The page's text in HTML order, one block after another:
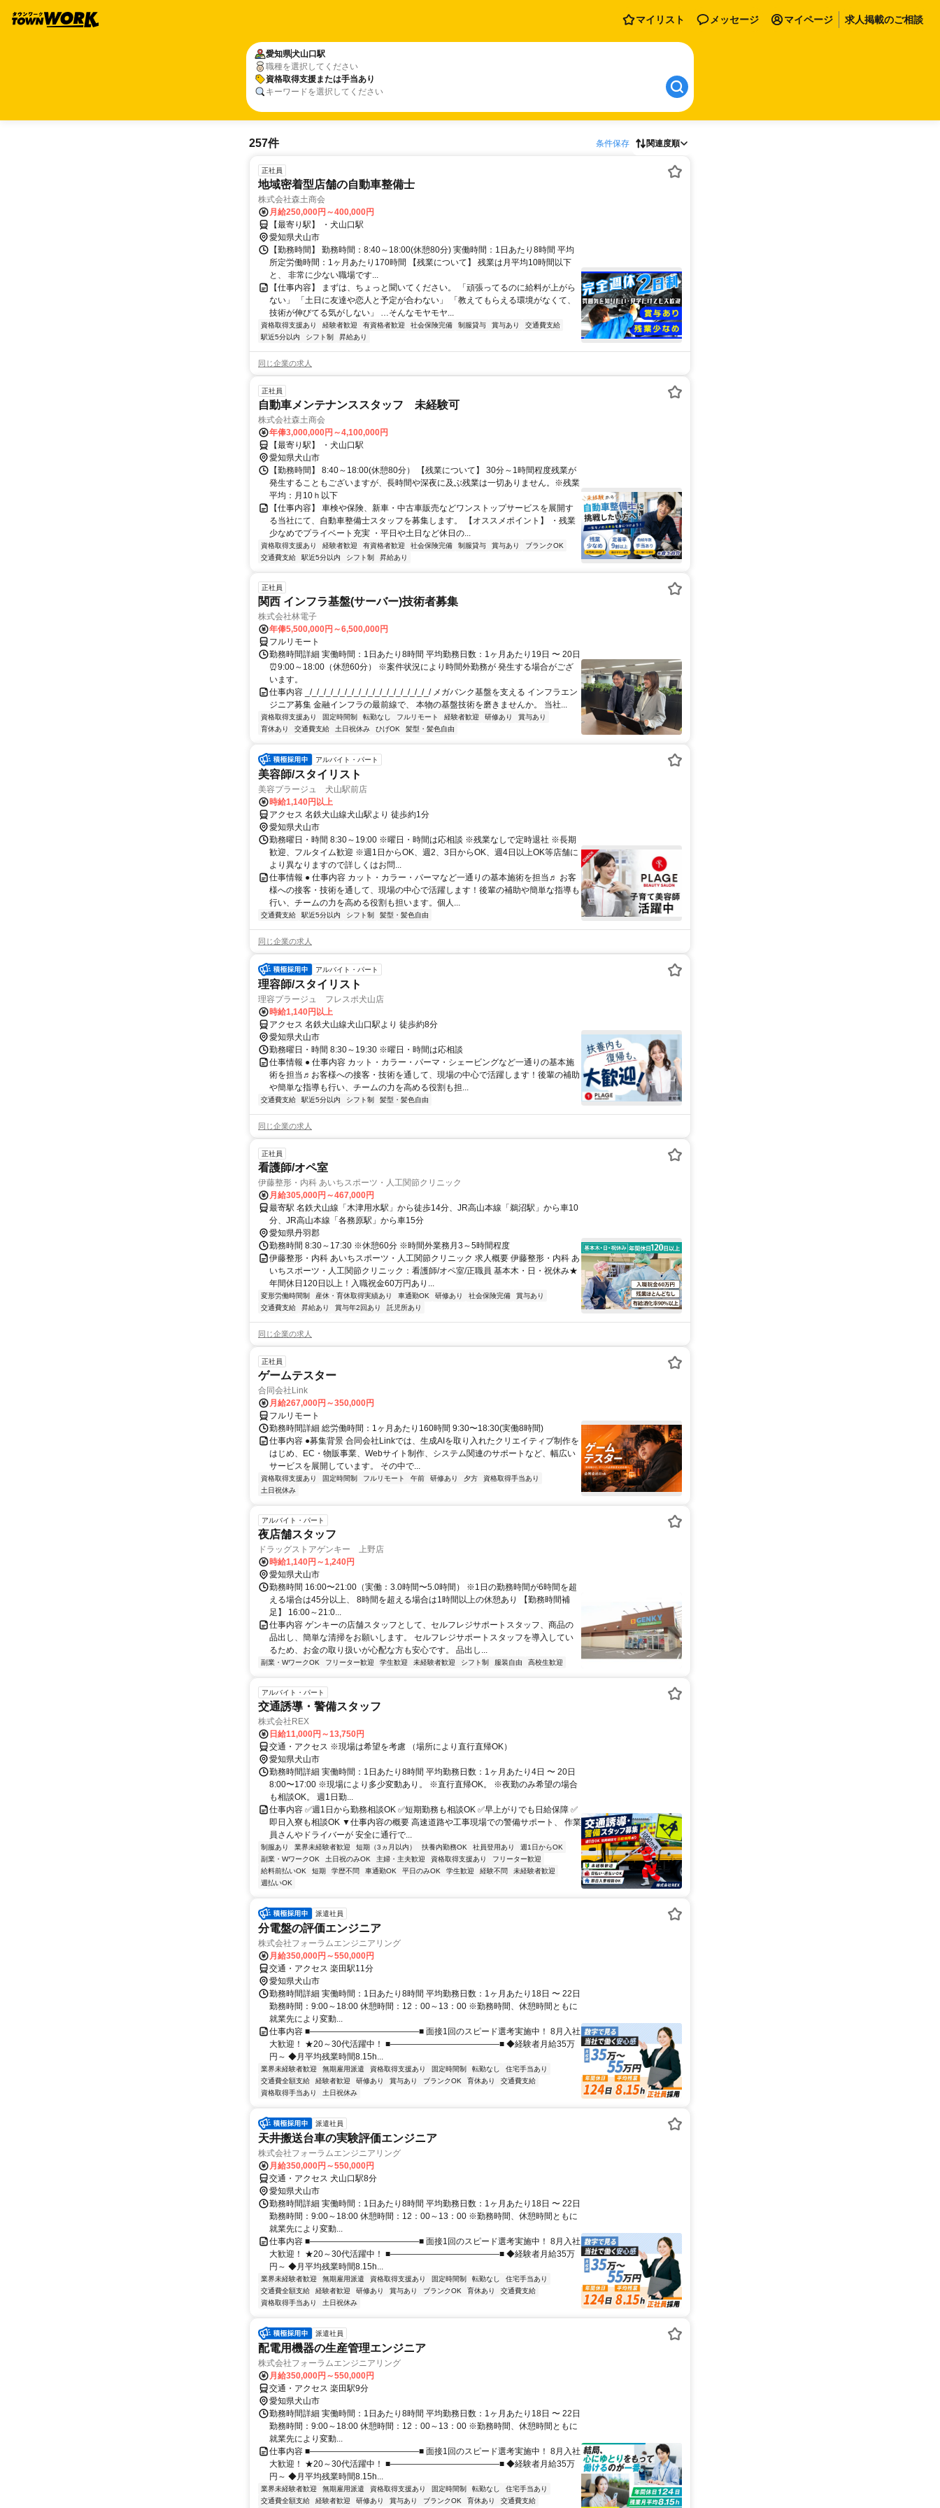
マイリスト メッセージ マイページ 求人掲載のご相談
愛知県犬山口駅
職種を選択してください
資格取得支援または手当あり
キーワードを選択してください
257件 条件保存 関連度順
正社員
地域密着型店舗の自動車整備士
株式会社森土商会
月給250,000円～400,000円
【最寄り駅】 ・犬山口駅
愛知県犬山市
【勤務時間】 勤務時間：8:40～18:00(休憩80分) 実働時間：1日あたり8時間 平均
所定労働時間：1ヶ月あたり170時間 【残業について】 残業は月平均10時間以下
と、 非常に少ない職場です...
【仕事内容】 まずは、ちょっと聞いてください。 「頑張ってるのに給料が上がら
ない」 「土日に友達や恋人と予定が合わない」 「教えてもらえる環境がなくて、
技術が伸びてる気がしない」 …そんなモヤモヤ...
資格取得支援あり 経験者歓迎 有資格者歓迎 社会保険完備 制服貸与 賞与あり
交通費支給
駅近5分以内
シフト制 昇給あり
同じ企業の求人
正社員
自動車メンテナンススタッフ 未経験可
株式会社森土商会
年俸3,000,000円～4,100,000円
【最寄り駅】 ・犬山口駅
愛知県犬山市
【勤務時間】 8:40～18:00(休憩80分） 【残業について】 30分～1時間程度残業が
発生することもございますが、長時間や深夜に及ぶ残業は一切ありません。※残業
平均：月10ｈ以下
【仕事内容】 車検や保険、新車・中古車販売などワンストップサービスを展開す
る当社にて、自動車整備士スタッフを募集します。 【オススメポイント】 ・残業
少なめでプライベート充実 ・平日や土日など休日の...
資格取得支援あり 経験者歓迎 有資格者歓迎 社会保険完備 制服貸与 賞与あり
ブランクOK
交通費支給
駅近5分以内 シフト制 昇給あり
正社員
関西 インフラ基盤(サーバー)技術者募集
株式会社林電子
年俸5,500,000円～6,500,000円
フルリモート
勤務時間詳細 実働時間：1日あたり8時間 平均勤務日数：1ヶ月あたり19日 〜 20日
⏰9:00～18:00（休憩60分） ※案件状況により時間外勤務が 発生する場合がござ
います。
仕事内容 _/_/_/_/_/_/_/_/_/_/_/_/_/_/_/_/_/_/ メガバンク基盤を支える インフラエン
ジニア募集 金融インフラの最前線で、 本物の基盤技術を磨きませんか。 当社...
資格取得支援あり 固定時間制 転勤なし フルリモート 経験者歓迎 研修あり
賞与あり
育休あり
交通費支給 土日祝休み ひげOK 髪型・髪色自由
アルバイト・パート
美容師/スタイリスト
美容プラージュ 犬山駅前店
時給1,140円以上
アクセス 名鉄犬山線犬山駅より 徒歩約1分
愛知県犬山市
勤務曜日・時間 8:30～19:00 ※曜日・時間は応相談 ※残業なしで定時退社 ※長期
歓迎、フルタイム歓迎 ※週1日からOK、週2、3日からOK、週4日以上OK等店舗に
より異なりますので詳しくはお問...
仕事情報 ● 仕事内容 カット・カラー・パーマなど一通りの基本施術を担当♬ お客
様への接客・技術を通して、現場の中心で活躍します！後輩の補助や簡単な指導も
行い、チームの力を高める役割も担います。個人...
交通費支給 駅近5分以内 シフト制 髪型・髪色自由
同じ企業の求人
アルバイト・パート
理容師/スタイリスト
理容プラージュ フレスポ犬山店
時給1,140円以上
アクセス 名鉄犬山線犬山口駅より 徒歩約8分
愛知県犬山市
勤務曜日・時間 8:30～19:30 ※曜日・時間は応相談
仕事情報 ● 仕事内容 カット・カラー・パーマ・シェービングなど一通りの基本施
術を担当♬お客様への接客・技術を通して、現場の中心で活躍します！後輩の補助
や簡単な指導も行い、チームの力を高める役割も担...
交通費支給 駅近5分以内 シフト制 髪型・髪色自由
同じ企業の求人
正社員
看護師/オペ室
伊藤整形・内科 あいちスポーツ・人工関節クリニック
月給305,000円～467,000円
最寄駅 名鉄犬山線「木津用水駅」から徒歩14分、JR高山本線「鵜沼駅」から車10
分、JR高山本線「各務原駅」から車15分
愛知県丹羽郡
勤務時間 8:30～17:30 ※休憩60分 ※時間外業務月3～5時間程度
伊藤整形・内科 あいちスポーツ・人工関節クリニック 求人概要 伊藤整形・内科 あ
いちスポーツ・人工関節クリニック：看護師/オペ室/正職員 基本木・日・祝休み★
年間休日120日以上！入職祝金60万円あり...
変形労働時間制 産休・育休取得実績あり 車通勤OK 研修あり 社会保険完備
賞与あり
交通費支給
昇給あり 賞与年2回あり 託児所あり
同じ企業の求人
正社員
ゲームテスター
合同会社Link
月給267,000円～350,000円
フルリモート
勤務時間詳細 総労働時間：1ヶ月あたり160時間 9:30〜18:30(実働8時間)
仕事内容 ●募集背景 合同会社Linkでは、生成AIを取り入れたクリエイティブ制作を
はじめ、EC・物販事業、Webサイト制作、システム関連のサポートなど、幅広い
サービスを展開しています。 その中で...
資格取得支援あり 固定時間制 フルリモート 午前 研修あり 夕方
資格取得手当あり
土日祝休み
アルバイト・パート
夜店舗スタッフ
ドラッグストアゲンキー 上野店
時給1,140円～1,240円
愛知県犬山市
勤務時間 16:00〜21:00（実働：3.0時間〜5.0時間） ※1日の勤務時間が6時間を超
える場合は45分以上、 8時間を超える場合は1時間以上の休憩あり 【勤務時間補
足】 16:00～21:0...
仕事内容 ゲンキーの店舗スタッフとして、セルフレジサポートスタッフ、商品の
品出し、簡単な清掃をお願いします。 セルフレジサポートスタッフを導入してい
るため、お金の取り扱いが心配な方も安心です。 品出し...
副業・WワークOK フリーター歓迎 学生歓迎 未経験者歓迎 シフト制 服装自由 高校生歓迎
アルバイト・パート
交通誘導・警備スタッフ
株式会社REX
日給11,000円～13,750円
交通・アクセス ※現場は希望を考慮 （場所により直行直帰OK）
愛知県犬山市
勤務時間詳細 実働時間：1日あたり8時間 平均勤務日数：1ヶ月あたり4日 〜 20日
8:00〜17:00 ※現場により多少変動あり。 ※直行直帰OK。 ※夜勤のみ希望の場合
も相談OK。 週1日勤...
仕事内容 ✅週1日から勤務相談OK ✅短期勤務も相談OK ✅早上がりでも日給保障 ✅
即日入寮も相談OK ▼仕事内容の概要 高速道路や工事現場での警備サポート、 作業
員さんやドライバーが 安全に通行で...
制服あり 業界未経験者歓迎 短期（3ヵ月以内） 扶養内勤務OK 社員登用あり
週1日からOK
副業・WワークOK
土日祝のみOK 主婦・主夫歓迎 資格取得支援あり
フリーター歓迎
給料前払いOK
短期 学歴不問 車通勤OK 平日のみOK 学生歓迎 経験不問
未経験者歓迎
週払いOK
派遣社員
分電盤の評価エンジニア
株式会社フォーラムエンジニアリング
月給350,000円～550,000円
交通・アクセス 楽田駅11分
愛知県犬山市
勤務時間詳細 実働時間：1日あたり8時間 平均勤務日数：1ヶ月あたり18日 〜 22日
勤務時間：9:00～18:00 休憩時間：12：00～13：00 ※勤務時間、休憩時間ともに
就業先により変動...
仕事内容 ■―――――――――――――■ 面接1回のスピード選考実施中！ 8月入社
大歓迎！ ★20～30代活躍中！ ■―――――――――――――■ ◆経験者月給35万
円～ ◆月平均残業時間8.15h...
業界未経験者歓迎 無期雇用派遣 資格取得支援あり 固定時間制 転勤なし
住宅手当あり
交通費全額支給
経験者歓迎 研修あり 賞与あり ブランクOK 育休あり
交通費支給
資格取得手当あり
土日祝休み
派遣社員
天井搬送台車の実験評価エンジニア
株式会社フォーラムエンジニアリング
月給350,000円～550,000円
交通・アクセス 犬山口駅8分
愛知県犬山市
勤務時間詳細 実働時間：1日あたり8時間 平均勤務日数：1ヶ月あたり18日 〜 22日
勤務時間：9:00～18:00 休憩時間：12：00～13：00 ※勤務時間、休憩時間ともに
就業先により変動...
仕事内容 ■―――――――――――――■ 面接1回のスピード選考実施中！ 8月入社
大歓迎！ ★20～30代活躍中！ ■―――――――――――――■ ◆経験者月給35万
円～ ◆月平均残業時間8.15h...
業界未経験者歓迎 無期雇用派遣 資格取得支援あり 固定時間制 転勤なし
住宅手当あり
交通費全額支給
経験者歓迎 研修あり 賞与あり ブランクOK 育休あり
交通費支給
資格取得手当あり
土日祝休み
派遣社員
配電用機器の生産管理エンジニア
株式会社フォーラムエンジニアリング
月給350,000円～550,000円
交通・アクセス 楽田駅9分
愛知県犬山市
勤務時間詳細 実働時間：1日あたり8時間 平均勤務日数：1ヶ月あたり18日 〜 22日
勤務時間：9:00～18:00 休憩時間：12：00～13：00 ※勤務時間、休憩時間ともに
就業先により変動...
仕事内容 ■―――――――――――――■ 面接1回のスピード選考実施中！ 8月入社
大歓迎！ ★20～30代活躍中！ ■―――――――――――――■ ◆経験者月給35万
円～ ◆月平均残業時間8.15h...
業界未経験者歓迎 無期雇用派遣 資格取得支援あり 固定時間制 転勤なし
住宅手当あり
交通費全額支給
経験者歓迎 研修あり 賞与あり ブランクOK 育休あり 交通費支給